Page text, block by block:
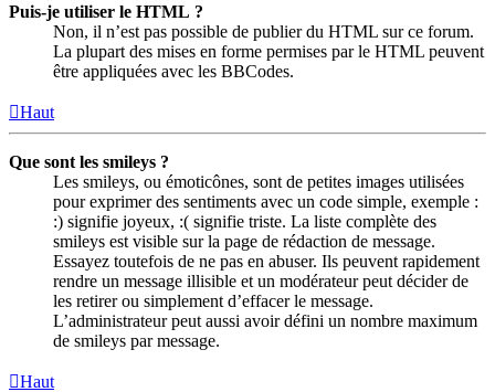
Puis-je utiliser le HTML ?
Non, il n’est pas possible de publier du HTML sur ce forum.
La plupart des mises en forme permises par le HTML peuvent
être appliquées avec les BBCodes.
Haut
Que sont les smileys ?
Les smileys, ou émoticônes, sont de petites images utilisées
pour exprimer des sentiments avec un code simple, exemple :
:) signifie joyeux, :( signifie triste. La liste complète des
smileys est visible sur la page de rédaction de message.
Essayez toutefois de ne pas en abuser. Ils peuvent rapidement
rendre un message illisible et un modérateur peut décider de
les retirer ou simplement d’effacer le message.
L’administrateur peut aussi avoir défini un nombre maximum
de smileys par message.
Haut